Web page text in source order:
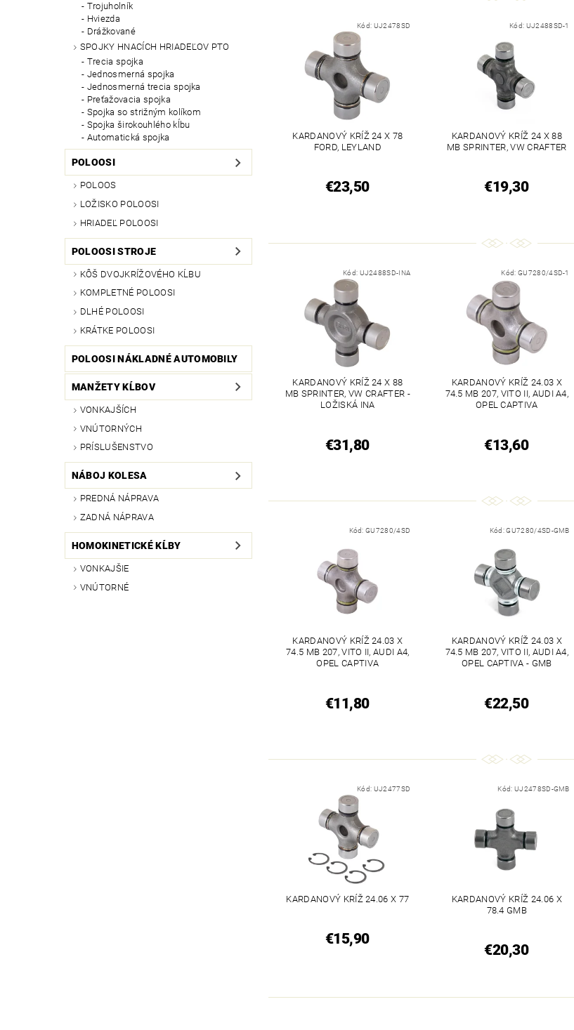
Trojuholník
Hviezda
Drážkované
SPOJKY HNACÍCH HRIADEĽOV PTO
Trecia spojka
Jednosmerná spojka
Jednosmerná trecia spojka
Preťažovacia spojka
Spojka so strižným kolíkom
Spojka širokouhlého kĺbu
Automatická spojka
POLOOSI
POLOOS
LOŽISKO POLOOSI
HRIADEĽ POLOOSI
POLOOSI STROJE
KÔŠ DVOJKRÍŽOVÉHO KĹBU
KOMPLETNÉ POLOOSI
DLHÉ POLOOSI
KRÁTKE POLOOSI
POLOOSI NÁKLADNÉ AUTOMOBILY
MANŽETY KĹBOV
VONKAJŠÍCH
VNÚTORNÝCH
PRÍSLUŠENSTVO
NÁBOJ KOLESA
PREDNÁ NÁPRAVA
ZADNÁ NÁPRAVA
HOMOKINETICKÉ KĹBY
VONKAJŠIE
VNÚTORNÉ
Kód: UJ2478SD
KARDANOVÝ KRÍŽ 24 X 78
FORD, LEYLAND
€23,50
Kód: UJ2488SD-1
KARDANOVÝ KRÍŽ 24 X 88
MB SPRINTER, VW CRAFTER
€19,30
Kód: UJ2488SD-INA
KARDANOVÝ KRÍŽ 24 X 88
MB SPRINTER, VW CRAFTER -
LOŽISKÁ INA
€31,80
Kód: GU7280/4SD-1
KARDANOVÝ KRÍŽ 24.03 X
74.5 MB 207, VITO II, AUDI A4,
OPEL CAPTIVA
€13,60
Kód:GU7280/4SD
KARDANOVÝ KRÍŽ 24.03 X
74.5 MB 207, VITO II, AUDI A4,
OPEL CAPTIVA
€11,80
Kód:GU7280/4SD-GMB
KARDANOVÝ KRÍŽ 24.03 X
74.5 MB 207, VITO II, AUDI A4,
OPEL CAPTIVA - GMB
€22,50
Kód: UJ2477SD
KARDANOVÝ KRÍŽ 24.06 X 77
€15,90
Kód: UJ2478SD-GMB
KARDANOVÝ KRÍŽ 24.06 X
78.4 GMB
€20,30